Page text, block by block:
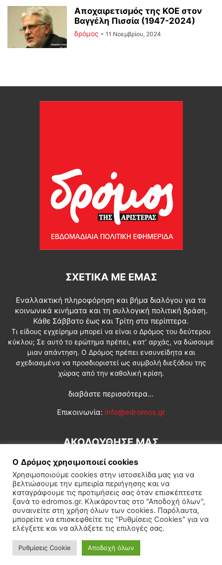
Αποχαιρετισμός της ΚΟΕ στον
Βαγγέλη Πισσία (1947-2024)
δρόμος - 11 Νοεμβρίου, 2024
ΣΧΕΤΙΚΆ ΜΕ ΕΜΆΣ
Εναλλακτική πληροφόρηση και βήμα διαλόγου για τα
κοινωνικά κινήματα και τη συλλογική πολιτική δράση.
Κάθε Σάββατο έως και Τρίτη στα περίπτερα.
Τι είδους εγχείρημα μπορεί να είναι ο Δρόμος του δεύτερου
κύκλου; Σε αυτό το ερώτημα πρέπει, κατ’ αρχάς, να δώσουμε
μιαν απάντηση. Ο Δρόμος πρέπει ενσυνείδητα και
σχεδιασμένα να προσδιοριστεί ως συμβολή διεξόδου της
χώρας από την καθολική κρίση.
διαβάστε περισσότερα...
Επικοινωνία: info@edromos.gr
ΑΚΟΛΟΥΘΗΣΕ ΜΑΣ
Εγγραφή συνδρομητή Πολιτική Διεθνή Κοινωνία
Πολιτισμός Αφιερώματα
© Δρόμος της Αριστεράς
Ο Δρόμος χρησιμοποιεί cookies
Χρησιμοποιούμε cookies στην ιστοσελίδα μας για να
βελτιώσουμε την εμπειρία περιήγησης και να
καταγράφουμε τις προτιμήσεις σας όταν επισκέπτεστε
ξανά το edromos.gr. Κλικάροντας στο "Αποδοχή όλων",
συναινείτε στη χρήση όλων των cookies. Παρόλαυτα,
μπορείτε να επισκεφθείτε τις "Ρυθμίσεις Cookies" για να
ελέγξετε και να αλλάξετε τις επιλογές σας.
Ρυθμίσεις Cookie Αποδοχή όλων